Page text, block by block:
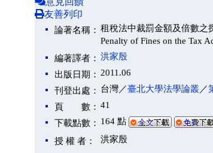
友善列印
論著名稱： 租稅法中裁罰金額及倍數之
Penalty of Fines on the Tax
編著譯者： 洪家殷
出版日期： 2011.06
刊登出處： 台灣／臺北大學法學論叢／
頁 數： 41
下載點數： 164 點
授 權 者：
洪家殷